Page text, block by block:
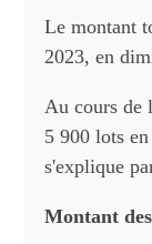
Le montant
2023, en
Au cours de
5 900 lots
s'explique
Montant